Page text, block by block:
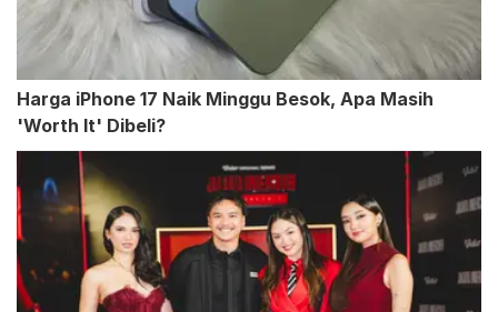
Harga iPhone 17 Naik Minggu Besok, Apa Masih
'Worth It' Dibeli?